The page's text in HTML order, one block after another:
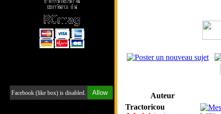
Facebook (like box) is disabled. Allow
Auteur
Tractoricou